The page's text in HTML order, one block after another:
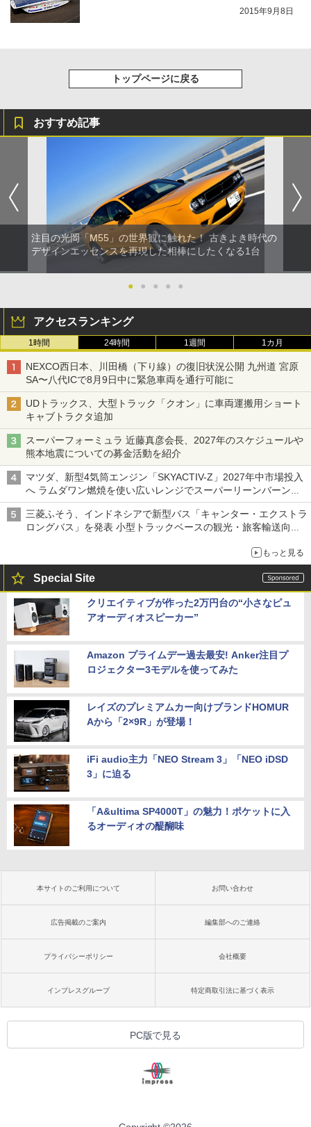
2015年9月8日
トップページに戻る
おすすめ記事
注目の光岡「M55」の世界観に触れた！ 古きよき時代の
デザインエッセンスを再現した相棒にしたくなる1台
● ● ● ● ●
アクセスランキング
1時間 24時間 1週間 1カ月
NEXCO西日本、川田橋（下り線）の復旧状況公開 九州道 宮原
SA〜八代ICで8月9日中に緊急車両を通行可能に
UDトラックス、大型トラック「クオン」に車両運搬用ショート
キャブトラクタ追加
スーパーフォーミュラ 近藤真彦会長、2027年のスケジュールや
熊本地震についての募金活動を紹介
マツダ、新型4気筒エンジン「SKYACTIV-Z」2027年中市場投入
へ ラムダワン燃焼を使い広いレンジでスーパーリーンバーン燃
焼を実現
三菱ふそう、インドネシアで新型バス「キャンター・エクストラ
ロングバス」を発表 小型トラックベースの観光・旅客輸送向け
もっと見る
Special Site
クリエイティブが作った2万円台の“小さなピュ
アオーディオスピーカー”
Amazon プライムデー過去最安! Anker注目プ
ロジェクター3モデルを使ってみた
レイズのプレミアムカー向けブランドHOMUR
Aから「2×9R」が登場！
iFi audio主力「NEO Stream 3」「NEO iDSD
3」に迫る
「A&ultima SP4000T」の魅力！ポケットに入
るオーディオの醍醐味
本サイトのご利用について お問い合わせ
広告掲載のご案内 編集部へのご連絡
プライバシーポリシー 会社概要
インプレスグループ 特定商取引法に基づく表示
PC版で見る